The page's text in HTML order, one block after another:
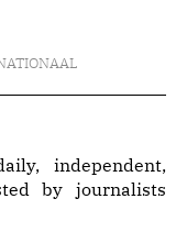
independent,
by journalists